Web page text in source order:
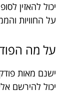
יכול להאזין
על החוויות
על מה
ישנם מאות
יכול להירשם